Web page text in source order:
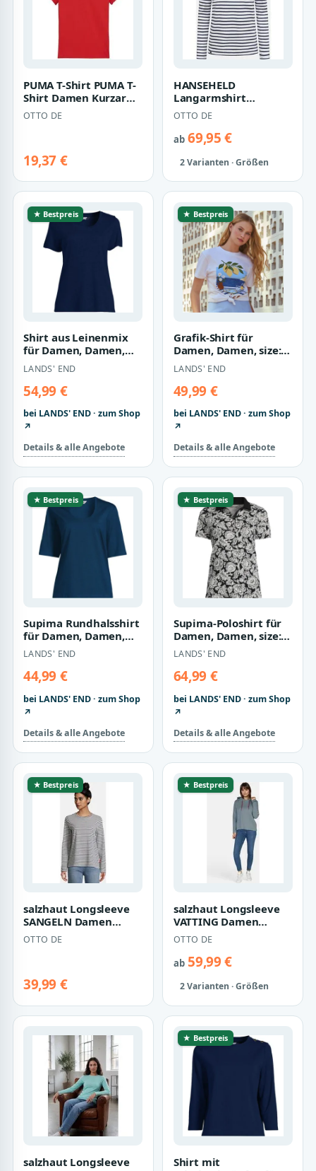
PUMA T-Shirt PUMA T-
Shirt Damen Kurzarm-
Shirts Damen
Baumwolle
OTTO DE
19,37 €
HANSEHELD
Langarmshirt
Streifenshirt Damen
OTTO DE
ab69,95 €
2 Varianten · Größen
★ Bestpreis
Shirt aus Leinenmix
für Damen, Damen,
size: regular, Pink, by
Lands' E…
LANDS' END
54,99 €
bei LANDS' END · zum Shop
↗
Details & alle Angebote
★ Bestpreis
Grafik-Shirt für
Damen, Damen, size:
regular, Elfenbein,
Baumwolle, by…
LANDS' END
49,99 €
bei LANDS' END · zum Shop
↗
Details & alle Angebote
★ Bestpreis
Supima Rundhalsshirt
für Damen, Damen,
size: regular, Blau,
Baumwolle,…
LANDS' END
44,99 €
bei LANDS' END · zum Shop
↗
Details & alle Angebote
★ Bestpreis
Supima-Poloshirt für
Damen, Damen, size:
regular, Schwarz,
Baumwolle,…
LANDS' END
64,99 €
bei LANDS' END · zum Shop
↗
Details & alle Angebote
★ Bestpreis
salzhaut Longsleeve
SANGELN Damen
Relaxed-Fit
Longsleeve Damen –
OTTO DE
39,99 €
★ Bestpreis
salzhaut Longsleeve
VATTING Damen
Relaxed-Fit
Longsleeve Damen –
gemüt…
OTTO DE
ab59,99 €
2 Varianten · Größen
salzhaut Longsleeve
★ Bestpreis
Shirt mit